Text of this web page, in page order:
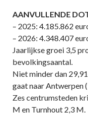
AANVULLENDE
– 2025: 4.185.862
– 2026: 4.348.407
Jaarlijkse groei 3,5
bevolkingsaantal.
Niet minder dan
gaat naar Antwerpen
Zes centrumsteden
M en Turnhout 2,3 M.